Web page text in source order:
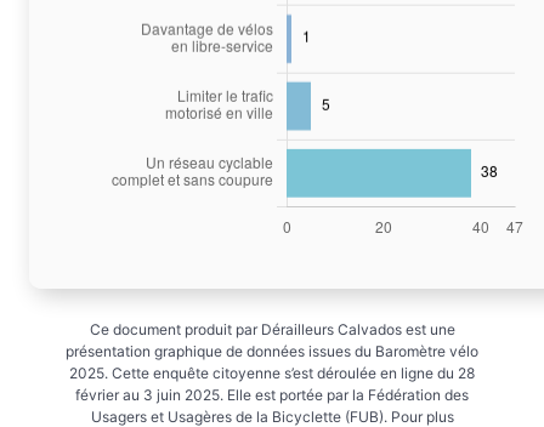
Ce document produit par Dérailleurs Calvados est une
présentation graphique de données issues du Baromètre vélo
2025. Cette enquête citoyenne s’est déroulée en ligne du 28
février au 3 juin 2025. Elle est portée par la Fédération des
Usagers et Usagères de la Bicyclette (FUB). Pour plus